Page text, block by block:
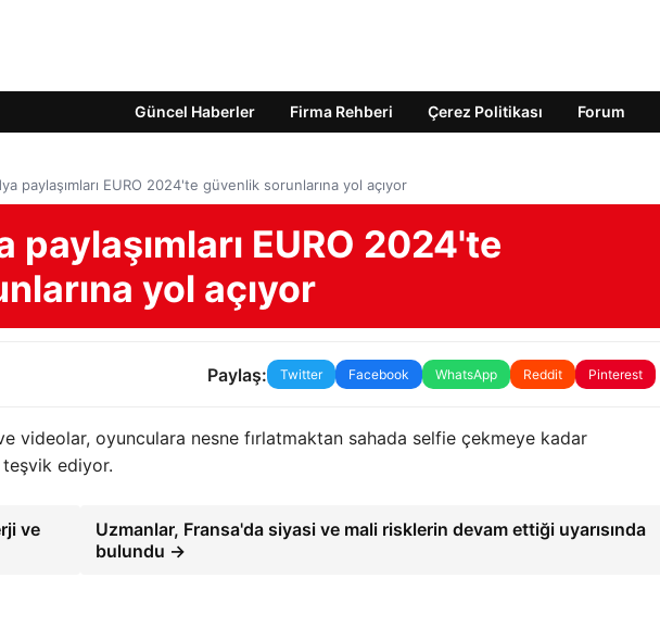
Güncel Haberler Firma Rehberi Çerez Politikası Forum
paylaşımları EURO 2024'te güvenlik sorunlarına yol açıyor
paylaşımları EURO 2024'te
yol açıyor
Paylaş: Twitter Facebook WhatsApp Reddit Pinterest
videolar, oyunculara nesne fırlatmaktan sahada selfie çekmeye kadar
teşvik ediyor.
ve
Uzmanlar, Fransa'da siyasi ve mali risklerin devam ettiği uyarısında
bulundu →